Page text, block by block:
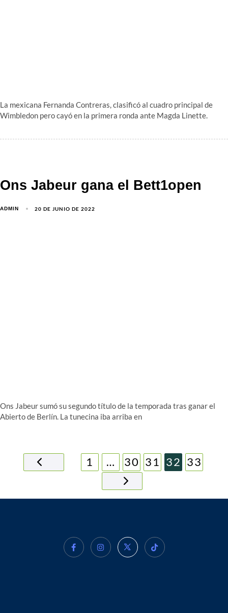
La mexicana Fernanda Contreras, clasificó al cuadro principal de
Wimbledon pero cayó en la primera ronda ante Magda Linette.
Ons Jabeur gana el Bett1open
ADMIN 20 DE JUNIO DE 2022
Ons Jabeur sumó su segundo título de la temporada tras ganar el
Abierto de Berlín. La tunecina iba arriba en
1 … 30 31 32 33